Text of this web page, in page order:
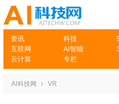
资讯 科技
互联网
AI智能
云计算
专栏
AI科技网 VR